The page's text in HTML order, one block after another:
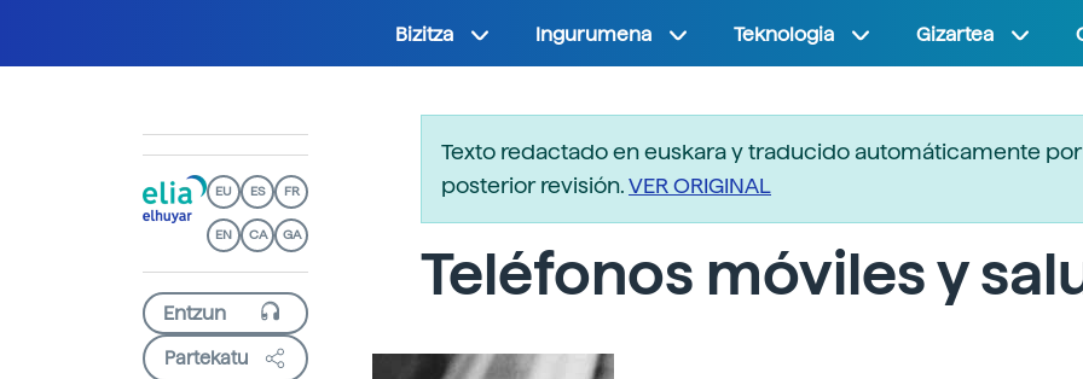
Bizitza Ingurumena Teknologia Gizartea
EU ES FR
EN CA GA
Partekatu
Texto redactado en euskara y traducido automáticamente por
posterior revisión.VER ORIGINAL
Teléfonos móviles y